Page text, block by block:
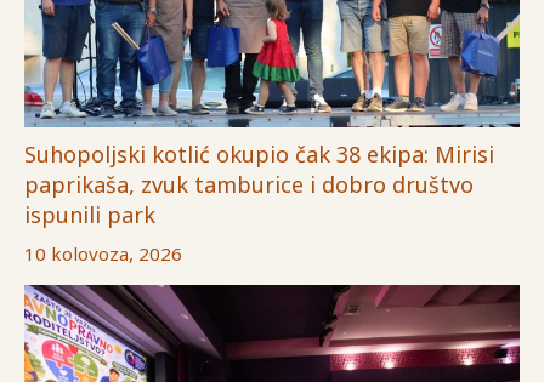
Suhopoljski kotlić okupio čak 38 ekipa: Mirisi
paprikaša, zvuk tamburice i dobro društvo
ispunili park
10 kolovoza, 2026